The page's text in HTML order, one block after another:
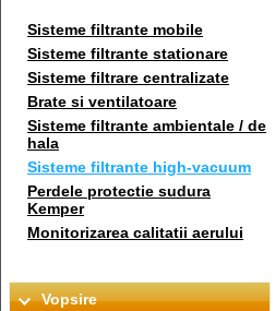
Sisteme filtrante mobile
Sisteme filtrante stationare
Sisteme filtrare centralizate
Brate si ventilatoare
Sisteme filtrante ambientale / de
hala
Sisteme filtrante high-vacuum
Perdele protectie sudura
Kemper
Monitorizarea calitatii aerului
Vopsire